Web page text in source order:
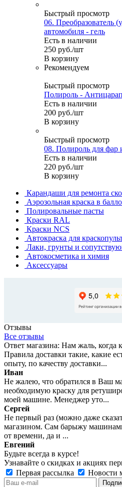
Быстрый просмотр
06. Преобразователь
автомобиля - гель
Есть в наличии
250 руб./шт
В корзину
Рекомендуем
Быстрый просмотр
Полироль -
Есть в наличии
200 руб./шт
В корзину
Быстрый просмотр
08. Полироль для фар
Есть в наличии
220 руб./шт
В корзину
Карандаши для ремонта
Аэрозольная краска в
Полировальные пасты
Краски RAL
Краски NCS
Автокраска для
Лаки, грунты и
Автокосметика и химия
Аксессуары
Отзывы
Все отзывы
Ответ магазина: Нам жаль, когда
Правила доставки такие, какие
опыту, по качеству доставки...
Иван
Не жалею, что обратился в Ваш
необходимую краску для
моей машине. Менеджер уто...
Сергей
Не первый раз (можно даже
магазином. Сам барыжу
от времени, да и ...
Евгений
Будьте всегда в курсе!
Узнавайте о скидках и акциях
Первая рассылка
Новости